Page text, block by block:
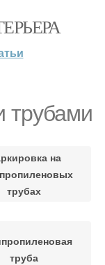
трубами
на
трубах
труба